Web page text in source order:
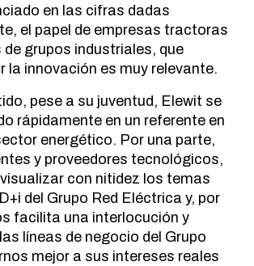
en las cifras dadas
el papel de empresas tractoras
grupos industriales, que
la innovación es muy relevante.
pese a su juventud, Elewit se
rápidamente en un referente en
energético. Por una parte,
y proveedores tecnológicos,
con nitidez los temas
del Grupo Red Eléctrica y, por
facilita una interlocución y
líneas de negocio del Grupo
mejor a sus intereses reales